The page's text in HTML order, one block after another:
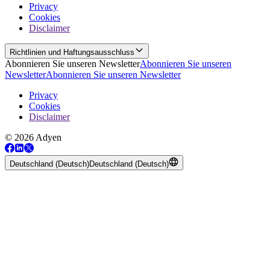
Privacy
Cookies
Disclaimer
Richtlinien und Haftungsausschluss
Abonnieren Sie unseren NewsletterAbonnieren Sie unseren
NewsletterAbonnieren Sie unseren Newsletter
Privacy
Cookies
Disclaimer
© 2026 Adyen
Deutschland (Deutsch)Deutschland (Deutsch)